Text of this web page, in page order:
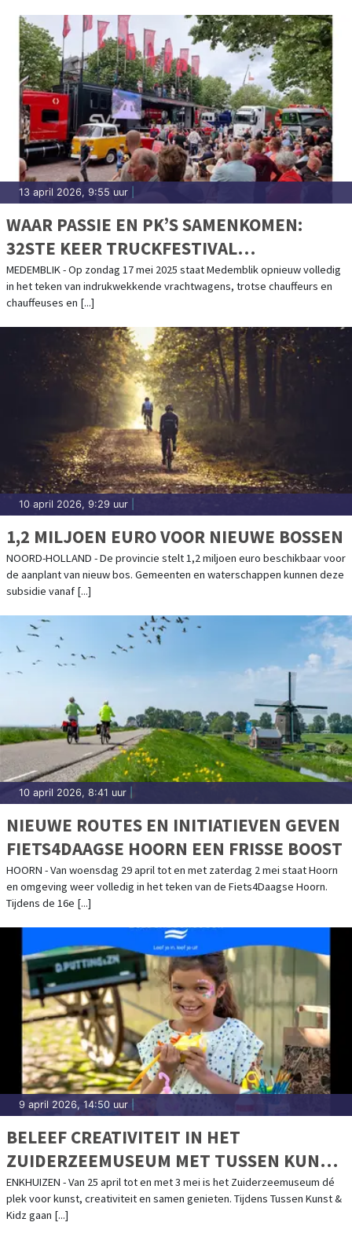
13 april 2026, 9:55 uur
WAAR PASSIE EN PK’S SAMENKOMEN:
32STE KEER TRUCKFESTIVAL
WESTFRIESLAND
MEDEMBLIK - Op zondag 17 mei 2025 staat Medemblik opnieuw volledig
in het teken van indrukwekkende vrachtwagens, trotse chauffeurs en
chauffeuses en [...]
10 april 2026, 9:29 uur
1,2 MILJOEN EURO VOOR NIEUWE BOSSEN
NOORD-HOLLAND - De provincie stelt 1,2 miljoen euro beschikbaar voor
de aanplant van nieuw bos. Gemeenten en waterschappen kunnen deze
subsidie vanaf [...]
10 april 2026, 8:41 uur
NIEUWE ROUTES EN INITIATIEVEN GEVEN
FIETS4DAAGSE HOORN EEN FRISSE BOOST
HOORN - Van woensdag 29 april tot en met zaterdag 2 mei staat Hoorn
en omgeving weer volledig in het teken van de Fiets4Daagse Hoorn.
Tijdens de 16e [...]
9 april 2026, 14:50 uur
BELEEF CREATIVITEIT IN HET
ZUIDERZEEMUSEUM MET TUSSEN KUNST
& KIDZ!
ENKHUIZEN - Van 25 april tot en met 3 mei is het Zuiderzeemuseum dé
plek voor kunst, creativiteit en samen genieten. Tijdens Tussen Kunst &
Kidz gaan [...]